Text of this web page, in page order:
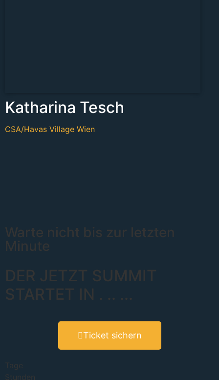
Katharina Tesch
CSA/Havas Village Wien
Warte nicht bis zur letzten
Minute
DER JETZT SUMMIT
STARTET IN . .. ...
Ticket sichern
Tage
Stunden